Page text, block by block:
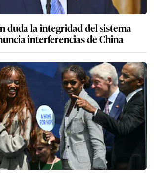
duda la integridad del sistema
interferencias de China